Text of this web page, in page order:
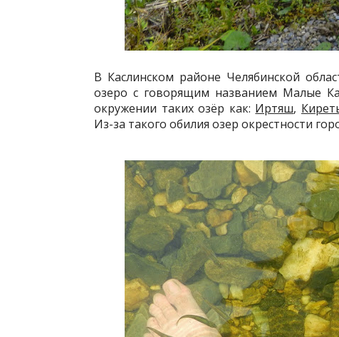
В Каслинском районе Челябинской
озеро с говорящим названием Малые
окружении таких озёр как: Иртяш,
Из-за такого обилия озер окрестности